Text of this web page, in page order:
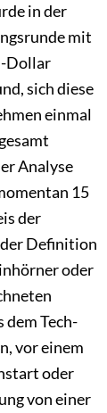
in der
mit
Dollar
sich diese
einmal
Analyse
15
der
der Definition
oder
dem Tech-
vor einem
oder
von einer